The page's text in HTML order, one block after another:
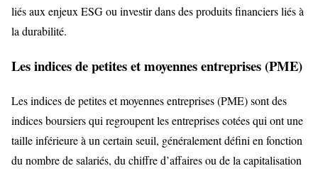
liés aux enjeux ESG ou investir dans des produits financiers liés à
la durabilité.
Les indices de petites et moyennes entreprises (PME)
Les indices de petites et moyennes entreprises (PME) sont des
indices boursiers qui regroupent les entreprises cotées qui ont une
taille inférieure à un certain seuil, généralement défini en fonction
du nombre de salariés, du chiffre d’affaires ou de la capitalisation